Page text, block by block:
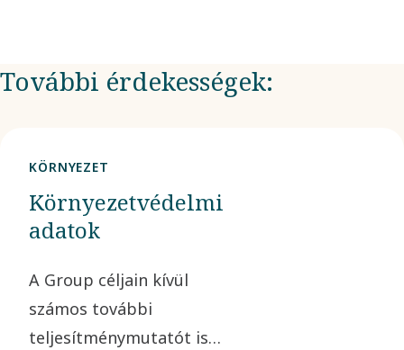
További érdekességek:
KÖRNYEZET
Környezetvédelmi
adatok
A Group céljain kívül
számos további
teljesítménymutatót is